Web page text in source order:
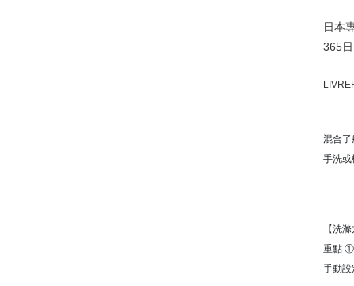
日本
365
混合了
手洗或
【洗
重點 ①
手動設